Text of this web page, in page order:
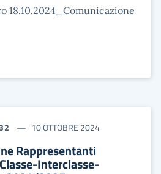
18.10.2024_Comunicazione
10 OTTOBRE 2024
Rappresentanti
Interclasse-